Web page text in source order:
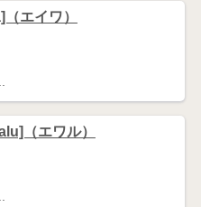
エイワ）
（エワル）